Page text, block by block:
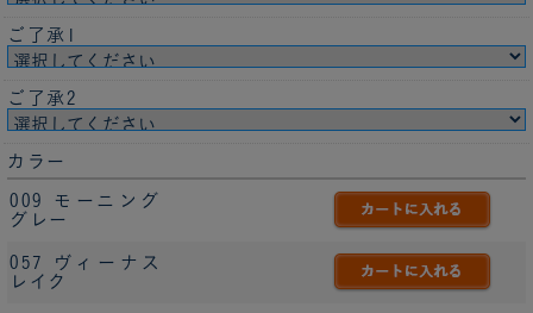
ご了承1
ご了承2
カラー
009 モーニング
グレー
057 ヴィーナス
レイク